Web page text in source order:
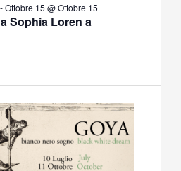
Sophia Loren a
-Ottobre 15 @ Ottobre 15